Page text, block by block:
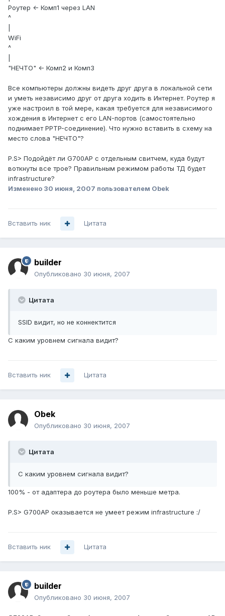
Роутер <- Комп1 через LAN
^
WiFi
^
"НЕЧТО" <- Комп2 и Комп3
Все компьютеры должны видеть друг друга в локальной сети
и уметь независимо друг от друга ходить в Интернет. Роутер я
уже настроил в той мере, какая требуется для независимого
хождения в Интернет с его LAN-портов (самостоятельно
поднимает PPTP-соединение). Что нужно вставить в схему на
место слова "НЕЧТО"?
P.S> Подойдёт ли G700AP с отдельным свитчем, куда будут
воткнуты все трое? Правильным режимом работы ТД будет
infrastructure?
Изменено 30 июня, 2007 пользователем Obek
Вставить ник Цитата
builder
Опубликовано 30 июня, 2007
Цитата
SSID видит, но не коннектится
С каким уровнем сигнала видит?
Вставить ник Цитата
Obek
Опубликовано 30 июня, 2007
Цитата
С каким уровнем сигнала видит?
100% - от адаптера до роутера было меньше метра.
P.S> G700AP оказывается не умеет режим infrastructure :/
Вставить ник Цитата
builder
Опубликовано 30 июня, 2007